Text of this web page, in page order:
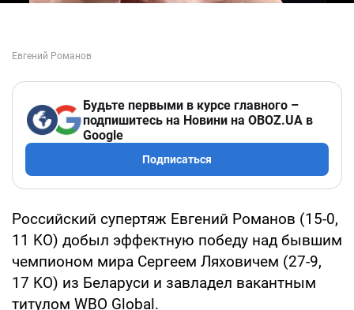
Будьте первыми в курсе главного –
подпишитесь на Новини на OBOZ.UA в
Google
Подписаться
Российский супертяж Евгений Романов (15-0,
11 KO) добыл эффектную победу над бывшим
чемпионом мира Сергеем Ляховичем (27-9,
17 KO) из Беларуси и завладел вакантным
титулом WBO Global.